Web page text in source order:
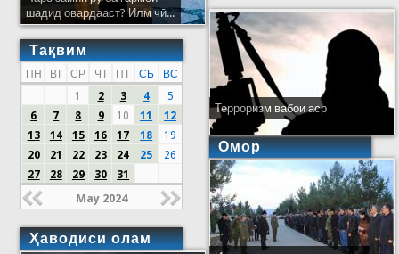
шадид овардааст? Илм чӣ...
Тақвим
ПН ВТ СР ЧТ ПТ СБ
ВС
1
2 3 4
5
6
7 8 9 10 11
12
13
14 15 16 17 18
19
20
21 22 23 24 25
26
27
28 29 30 31
May 2024
Ҳаводиси олам
Терроризм вабои аср
Омор